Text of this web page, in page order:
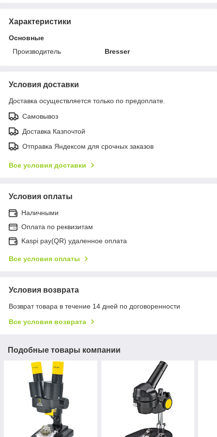
Характеристики
Основные
Производитель
Bresser
Условия доставки
Доставка осуществляется только по предоплате.
Самовывоз
Доставка Казпочтой
Отправка Яндексом для срочных заказов
Все условия доставки
Условия оплаты
Наличными
Оплата по реквизитам
Kaspi pay(QR) удаленное оплата
Все условия оплаты
Условия возврата
Возврат товара в течение 14 дней по договоренности
Все условия возврата
Подобные товары компании